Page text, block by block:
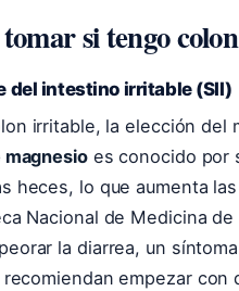
si tengo
del intestino irritable (SII)
irritable, la elección del
es conocido por
heces, lo que aumenta
Nacional de Medicina
la diarrea, un
empezar con